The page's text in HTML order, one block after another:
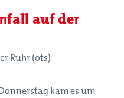
auf der
Ruhr (ots) -
kam es um